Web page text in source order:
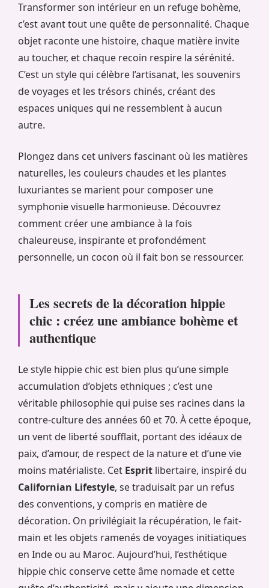
Transformer son intérieur en un refuge bohème,
c’est avant tout une quête de personnalité. Chaque
objet raconte une histoire, chaque matière invite
au toucher, et chaque recoin respire la sérénité.
C’est un style qui célèbre l’artisanat, les souvenirs
de voyages et les trésors chinés, créant des
espaces uniques qui ne ressemblent à aucun
autre.
Plongez dans cet univers fascinant où les matières
naturelles, les couleurs chaudes et les plantes
luxuriantes se marient pour composer une
symphonie visuelle harmonieuse. Découvrez
comment créer une ambiance à la fois
chaleureuse, inspirante et profondément
personnelle, un cocon où il fait bon se ressourcer.
Les secrets de la décoration hippie
chic : créez une ambiance bohème et
authentique
Le style hippie chic est bien plus qu’une simple
accumulation d’objets ethniques ; c’est une
véritable philosophie qui puise ses racines dans la
contre-culture des années 60 et 70. À cette époque,
un vent de liberté soufflait, portant des idéaux de
paix, d’amour, de respect de la nature et d’une vie
moins matérialiste. Cet Esprit libertaire, inspiré du
Californian Lifestyle, se traduisait par un refus
des conventions, y compris en matière de
décoration. On privilégiait la récupération, le fait-
main et les objets ramenés de voyages initiatiques
en Inde ou au Maroc. Aujourd’hui, l’esthétique
hippie chic conserve cette âme nomade et cette